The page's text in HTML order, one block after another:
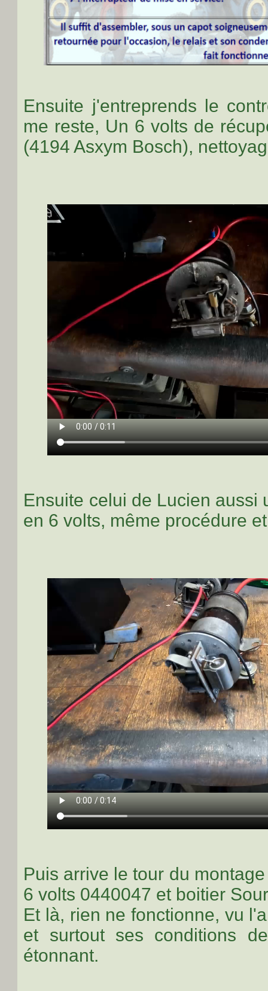
Ensuite j'entreprends le
me reste, Un 6 volts de
(4194 Asxym Bosch),
Ensuite celui de Lucien aussi
en 6 volts, même procédure
Puis arrive le tour du
6 volts 0440047 et boitier
Et là, rien ne fonctionne, vu
et surtout ses conditions
étonnant.